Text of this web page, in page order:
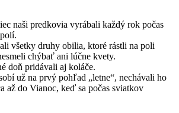
naši predkovia vyrábali každý rok počas
všetky druhy obilia, ktoré rástli na poli
chýbať ani lúčne kvety.
doň pridávali aj koláče.
už na prvý pohľad „letne“, nechávali ho
až do Vianoc, keď sa počas sviatkov